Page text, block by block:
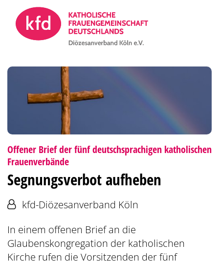
Zum Inhalt springen
Offener Brief der fünf deutschsprachigen katholischen
Frauenverbände:
Segnungsverbot aufheben
Von:kfd-Diözesanverband Köln
In einem offenen Brief an die
Glaubenskongregation der katholischen
Kirche rufen die Vorsitzenden der fünf